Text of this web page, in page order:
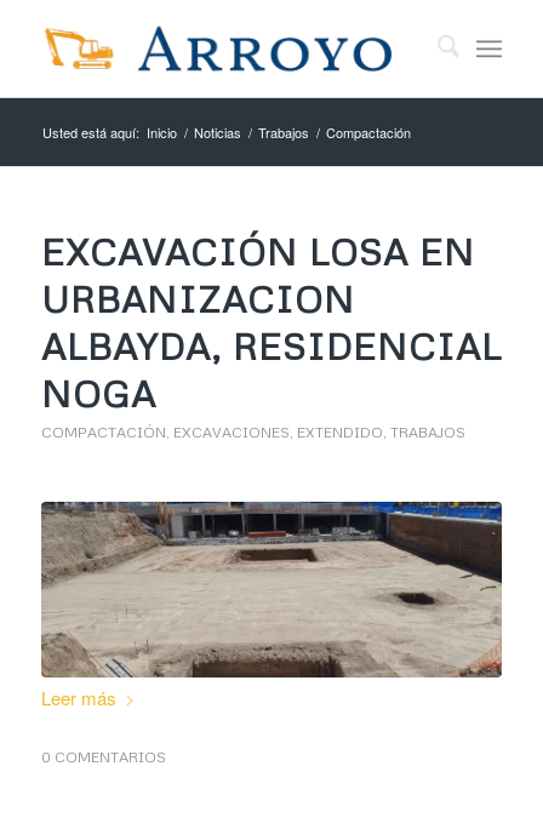
Usted está aquí: Inicio / Noticias / Trabajos / Compactación
EXCAVACIÓN LOSA EN
URBANIZACION
ALBAYDA, RESIDENCIAL
NOGA
COMPACTACIÓN, EXCAVACIONES, EXTENDIDO, TRABAJOS
Leer más
0 COMENTARIOS